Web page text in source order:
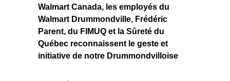
Walmart Canada, les employés du
Walmart Drummondville, Frédéric
Parent, du FIMUQ et la Sûreté du
Québec reconnaissent le geste et
initiative de notre Drummondvilloise